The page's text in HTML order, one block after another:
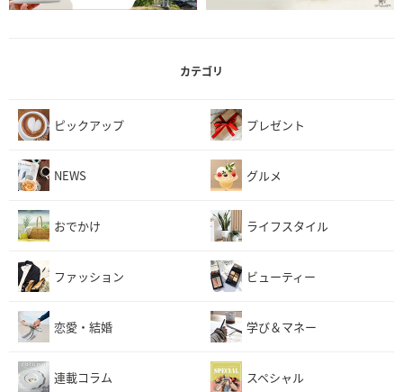
カテゴリ
ピックアップ プレゼント
NEWS グルメ
おでかけ ライフスタイル
ファッション ビューティー
恋愛・結婚 学び＆マネー
連載コラム スペシャル